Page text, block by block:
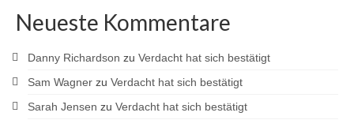
Neueste Kommentare
Danny Richardson zu Verdacht hat sich bestätigt
Sam Wagner zu Verdacht hat sich bestätigt
Sarah Jensen zu Verdacht hat sich bestätigt